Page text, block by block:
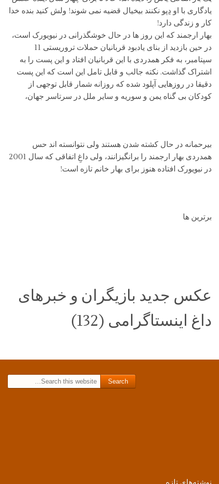
یادگاری با او دِپو نکنند بیخیال قضیه نمی شوند! ولش کنید بنده خدا
کار و زندگی دارد!
بهار ارجمند که این روز ها در حال خوشگذرانی در نیویورک است،
در حین بازدید از بنای یادبود قربانیان حملات تروریستی 11
سپتامبر، به فکر همدردی با این قربانیان افتاد و این پست را به
اشتراک گذاشت. نکته جالب و قابل تامل این است که این پست
دقیقا در روزهایی آپلود شده که روزانه شمار قابل توجهی از
کودکان بی گناه یمن و سوریه و سایر ملل در سرتاسر جهان،
بیرحمانه در حال کشته شدن هستند ولی نتوانسته اند حس
همدردی بهار ارجمند را برانگیزانند، ولی داغِ اتفاقی که سال 2001
در نیویورک افتاده هنوز برای بهار خانم تازه است!
برترین ها
عکس جدید بازیگران و خبرهای
داغ اینستاگرامی (132)